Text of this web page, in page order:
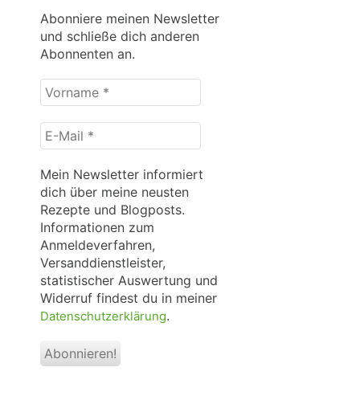
Abonniere meinen Newsletter
und schließe dich anderen
Abonnenten an.
Vorname
*
E-
Mail
Mein Newsletter informiert
dich über meine neusten
Rezepte und Blogposts.
Informationen zum
Anmeldeverfahren,
Versanddienstleister,
statistischer Auswertung und
Widerruf findest du in meiner
Datenschutzerklärung.